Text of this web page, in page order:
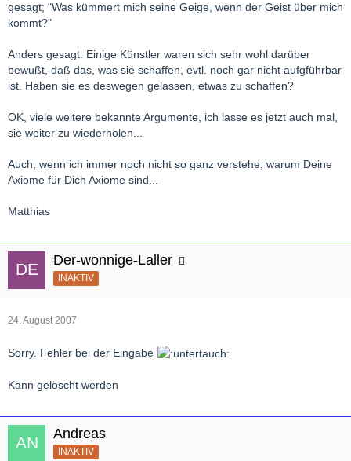
gesagt; "Was kümmert mich seine Geige, wenn der Geist über mich
kommt?"
Anders gesagt: Einige Künstler waren sich sehr wohl darüber
bewußt, daß das, was sie schaffen, evtl. noch gar nicht aufgführbar
ist. Haben sie es deswegen gelassen, etwas zu schaffen?
OK, viele weitere bekannte Argumente, ich lasse es jetzt auch mal,
sie weiter zu wiederholen...
Auch, wenn ich immer noch nicht so ganz verstehe, warum Deine
Axiome für Dich Axiome sind...
Matthias
Der-wonnige-Laller
INAKTIV
24. August 2007
Sorry. Fehler bei der Eingabe
Kann gelöscht werden
Andreas
INAKTIV